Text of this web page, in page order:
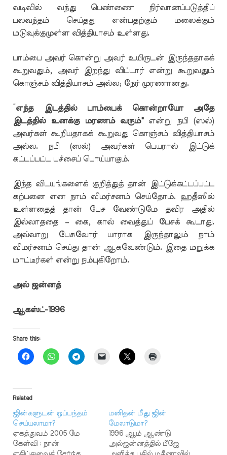
வடிவில் வந்து பெண்ணை நிர்வானப்படுத்திப்
பலவந்தம் செய்தது என்பதற்கும் மலைக்கும்
மடுவுக்குமுள்ள வித்தியாசம் உள்ளது.
பாம்பை அவர் கொன்று அவர் உயிருடன் இருந்ததாகக்
கூறுவதும், அவர் இறந்து விட்டார் என்று கூறுவதும்
கொஞ்சம் வித்தியாசம் அல்ல; நேர் முரணானது.
எந்த இடத்தில் பாம்பைக் கொன்றாயோ அதே
இடத்தில் உனக்கு மரணம் வரும்"என்று நபி (ஸல்)
அவர்கள் கூறியதாகக் கூறுவது கொஞ்சம் வித்தியாசம்
அல்ல. நபி (ஸல்) அவர்கள் பெயரால் இட்டுக்
கட்டப்பட்ட பச்சைப் பொய்யாகும்.
இந்த விடயங்களைக் குறித்துத் தான் இட்டுக்கட்டப்பட்ட
கற்பனை என நாம் விமர்சனம் செய்தோம். ஹதீஸில்
உள்ளதைத் தான் பேச வேண்டுமே தவிர அதில்
இல்லாததை – கை, கால் வைத்துப் பேசக் கூடாது.
அவ்வாறு பேசுவோர் யாராக இருந்தாலும் நாம்
விமர்சனம் செய்து தான் ஆகவேண்டும். இதை மறுக்க
மாட்டீர்கள் என்று நம்புகிறோம்.
அல் ஜன்னத்
ஆகஸ்ட்-1996
Share this:
Related
ஜின்களுடன் ஒப்பந்தம்
செய்யலாமா?
ஏகத்துவம் 2005 மே
கேள்வி : நான்
மனிதன் மீது ஜின்
மேலாடுமா?
1996 ஆம் ஆண்டு
அல்ஜன்னத்தில் பீஜே